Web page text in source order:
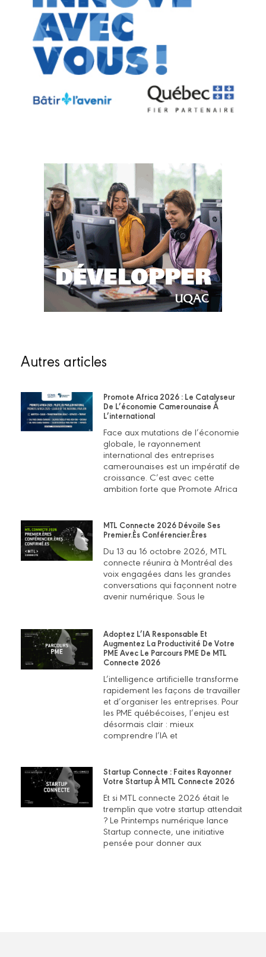
Autres articles
Promote Africa 2026 : Le Catalyseur
De L’économie Camerounaise À
L’international
Face aux mutations de l’économie
globale, le rayonnement
international des entreprises
camerounaises est un impératif de
croissance. C’est avec cette
ambition forte que Promote Africa
MTL Connecte 2026 Dévoile Ses
Premier.ès Conférencier.ères
Du 13 au 16 octobre 2026, MTL
connecte réunira à Montréal des
voix engagées dans les grandes
conversations qui façonnent notre
avenir numérique. Sous le
Adoptez L’IA Responsable Et
Augmentez La Productivité De Votre
PME Avec Le Parcours PME De MTL
Connecte 2026
L’intelligence artificielle transforme
rapidement les façons de travailler
et d’organiser les entreprises. Pour
les PME québécoises, l’enjeu est
désormais clair : mieux
comprendre l’IA et
Startup Connecte : Faites Rayonner
Votre Startup À MTL Connecte 2026
Et si MTL connecte 2026 était le
tremplin que votre startup attendait
? Le Printemps numérique lance
Startup connecte, une initiative
pensée pour donner aux